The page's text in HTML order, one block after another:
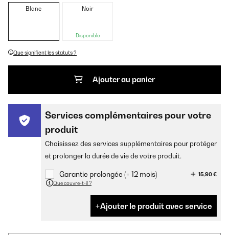
Blanc Noir
Disponible
Que signifient les statuts ?
Ajouter au panier
Services complémentaires pour votre
produit
Choisissez des services supplémentaires pour protéger
et prolonger la durée de vie de votre produit.
Garantie prolongée (+ 12 mois)
15,90 €
Que couvre-t-il ?
Ajouter le produit avec service